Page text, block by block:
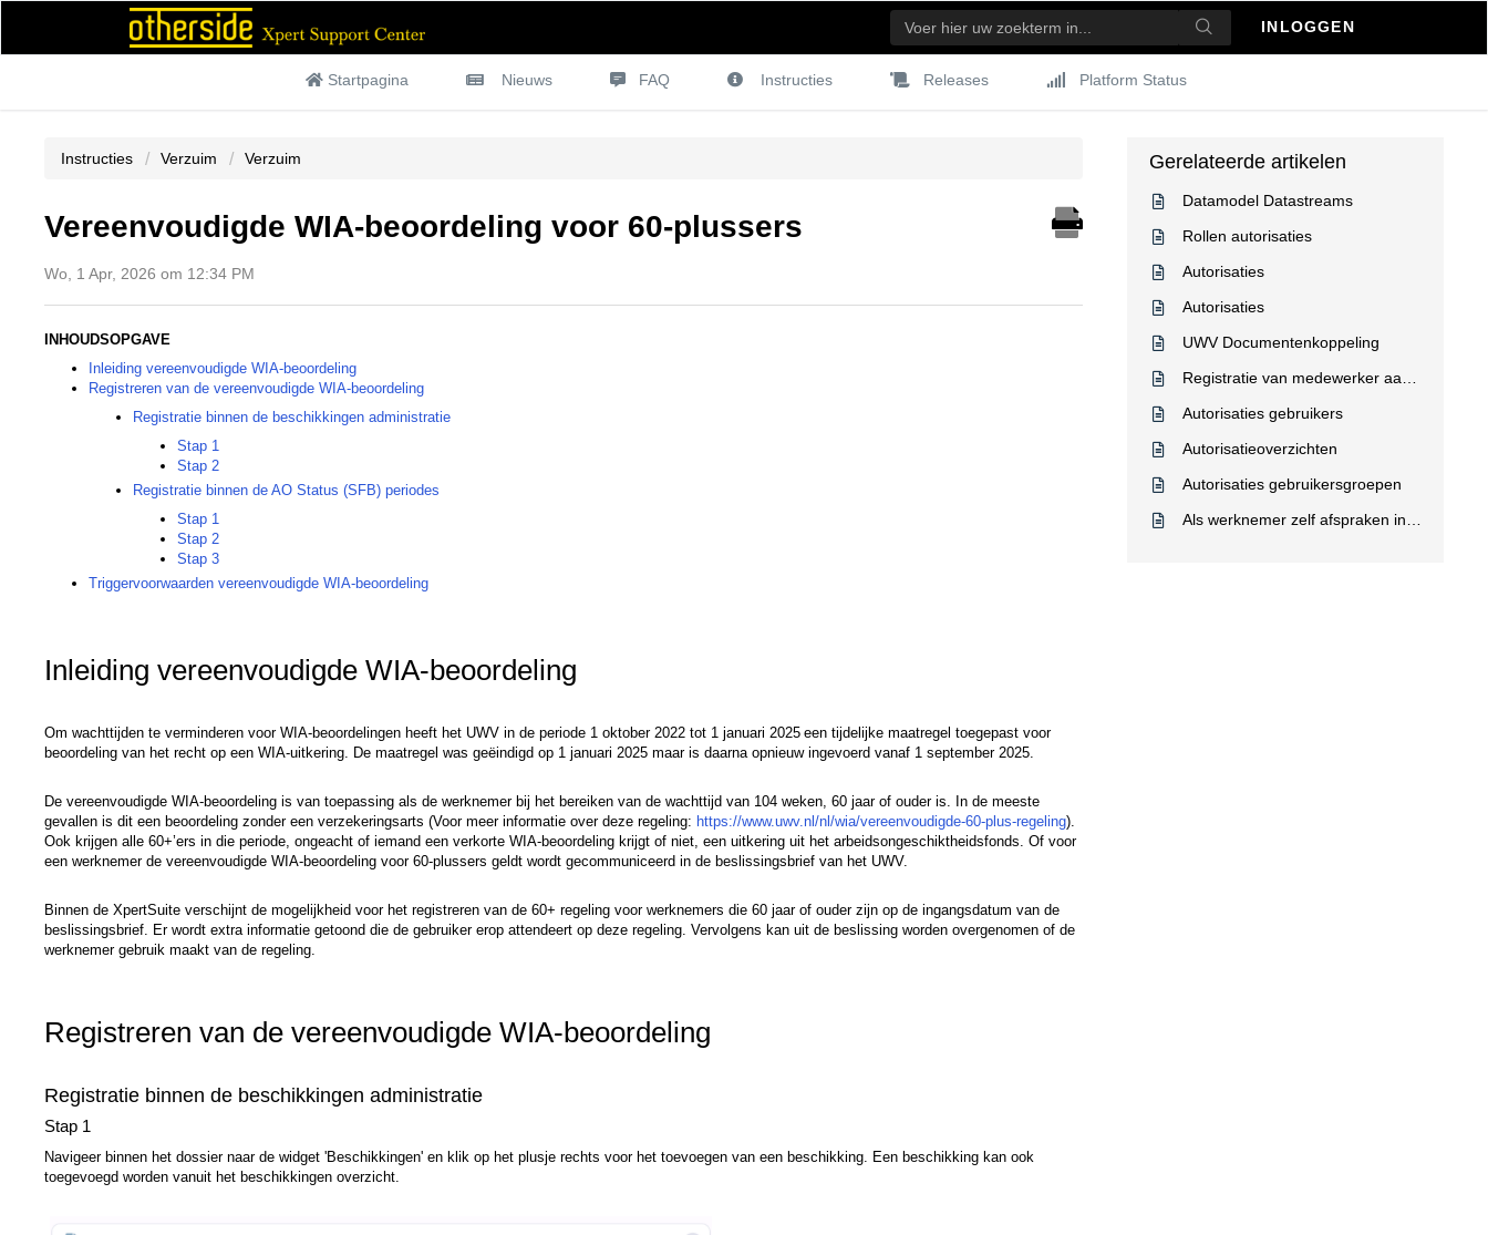
INLOGGEN
Startpagina Nieuws FAQ Instructies Releases Platform Status
Instructies Verzuim Verzuim
Vereenvoudigde WIA-beoordeling voor 60-plussers
Wo, 1 Apr, 2026 om 12:34 PM
INHOUDSOPGAVE
Inleiding vereenvoudigde WIA-beoordeling
Registreren van de vereenvoudigde WIA-beoordeling
Registratie binnen de beschikkingen administratie
Stap 1
Stap 2
Registratie binnen de AO Status (SFB) periodes
Stap 1
Stap 2
Stap 3
Triggervoorwaarden vereenvoudigde WIA-beoordeling
Inleiding vereenvoudigde WIA-beoordeling
Om wachttijden te verminderen voor WIA-beoordelingen heeft het UWV in de periode 1 oktober 2022 tot 1 januari 2025 een tijdelijke maatregel toegepast voor
beoordeling van het recht op een WIA-uitkering. De maatregel was geëindigd op 1 januari 2025 maar is daarna opnieuw ingevoerd vanaf 1 september 2025.
De vereenvoudigde WIA-beoordeling is van toepassing als de werknemer bij het bereiken van de wachttijd van 104 weken, 60 jaar of ouder is. In de meeste
gevallen is dit een beoordeling zonder een verzekeringsarts (Voor meer informatie over deze regeling: https://www.uwv.nl/nl/wia/vereenvoudigde-60-plus-regeling).
Ook krijgen alle 60+’ers in die periode, ongeacht of iemand een verkorte WIA-beoordeling krijgt of niet, een uitkering uit het arbeidsongeschiktheidsfonds. Of voor
een werknemer de vereenvoudigde WIA-beoordeling voor 60-plussers geldt wordt gecommuniceerd in de beslissingsbrief van het UWV.
Binnen de XpertSuite verschijnt de mogelijkheid voor het registreren van de 60+ regeling voor werknemers die 60 jaar of ouder zijn op de ingangsdatum van de
beslissingsbrief. Er wordt extra informatie getoond die de gebruiker erop attendeert op deze regeling. Vervolgens kan uit de beslissing worden overgenomen of de
werknemer gebruik maakt van de regeling.
Registreren van de vereenvoudigde WIA-beoordeling
Registratie binnen de beschikkingen administratie
Stap 1
Navigeer binnen het dossier naar de widget 'Beschikkingen' en klik op het plusje rechts voor het toevoegen van een beschikking. Een beschikking kan ook
toegevoegd worden vanuit het beschikkingen overzicht.
Gerelateerde artikelen
Datamodel Datastreams
Rollen autorisaties
Autorisaties
Autorisaties
UWV Documentenkoppeling
Autorisaties gebruikers
Autorisatieoverzichten
Autorisaties gebruikersgroepen